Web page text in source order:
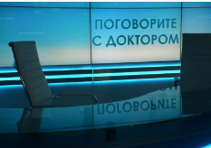
и знакомым общаться и